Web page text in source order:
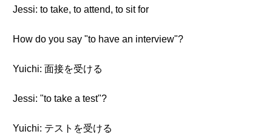
Jessi: to take, to attend, to sit for
How do you say "to have an interview"?
Yuichi: 面接を受ける
Jessi: "to take a test"?
Yuichi: テストを受ける